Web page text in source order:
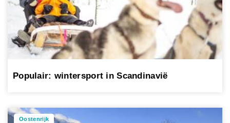
Populair: wintersport in Scandinavië
Oostenrijk